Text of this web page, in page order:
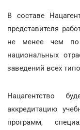
В составе
представителя
не менее чем по
национальных
заведений всех
Нацагентство
аккредитацию
программ,